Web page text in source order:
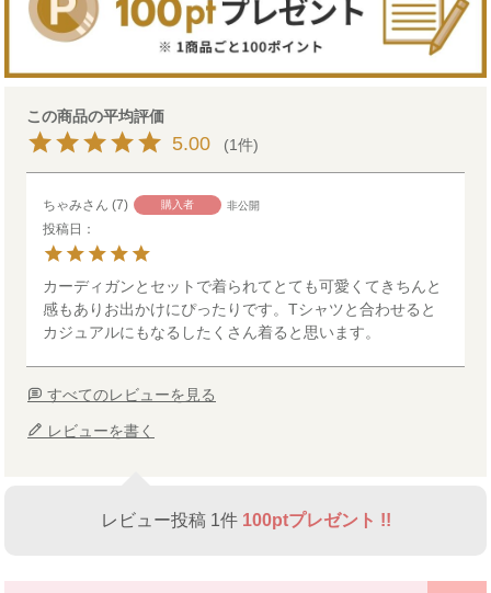
5.00 1
ちゃみ 7 購入者 非公開
投稿日
カーディガンとセットで着られてとても可愛くてきちんと
感もありお出かけにぴったりです。Tシャツと合わせると
カジュアルにもなるしたくさん着ると思います。
すべてのレビューを見る
レビューを書く
レビュー投稿 1件 100ptプレゼント !!